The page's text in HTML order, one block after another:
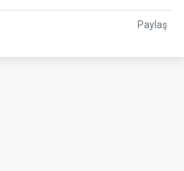
Paylaş